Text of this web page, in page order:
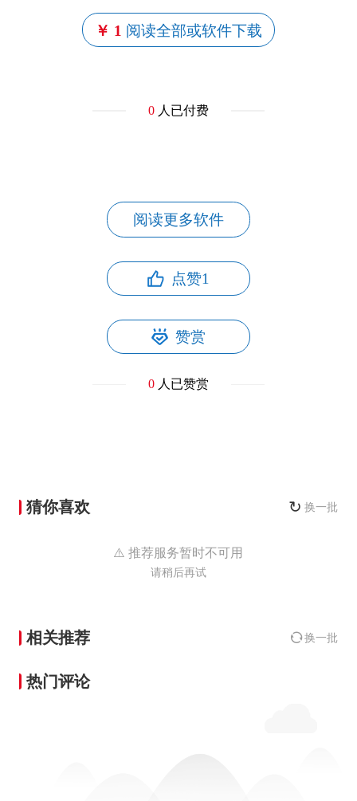
￥ 1 阅读全部或软件下载
0人已付费
阅读更多软件
点赞1
赞赏
0人已赞赏
猜你喜欢 ↻ 换一批
⚠️ 推荐服务暂时不可用
请稍后再试
相关推荐 换一批
热门评论